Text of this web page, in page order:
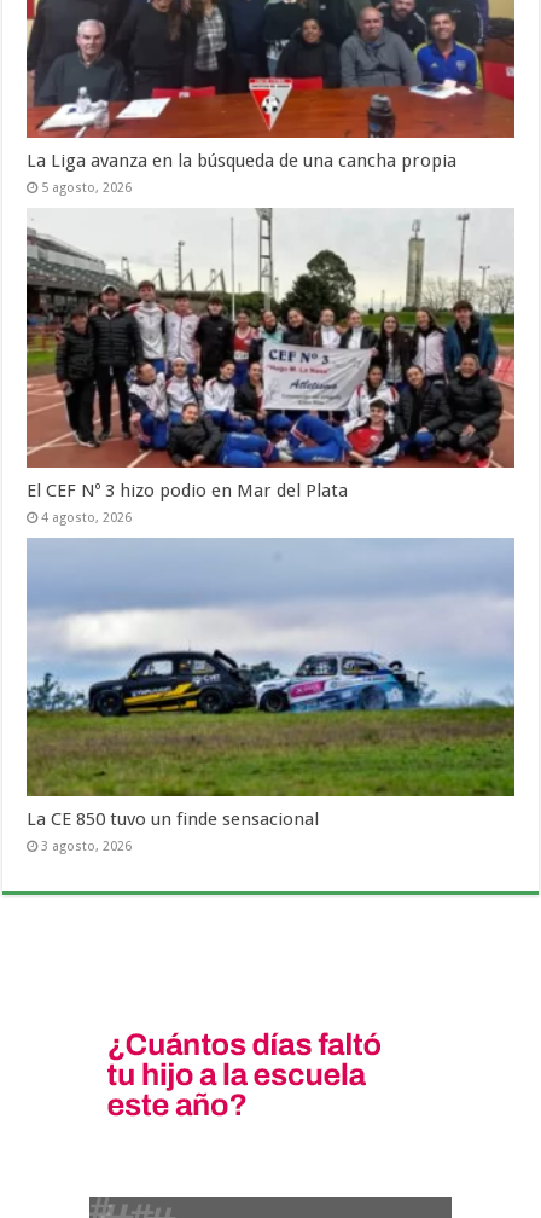
La Liga avanza en la búsqueda de una cancha propia
5 agosto, 2026
El CEF Nº 3 hizo podio en Mar del Plata
4 agosto, 2026
La CE 850 tuvo un finde sensacional
3 agosto, 2026